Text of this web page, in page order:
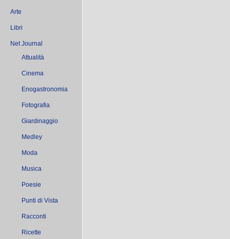
Arte
Libri
Net Journal
Attualità
Cinema
Enogastronomia
Fotografia
Giardinaggio
Medley
Moda
Musica
Poesie
Punti di Vista
Racconti
Ricette